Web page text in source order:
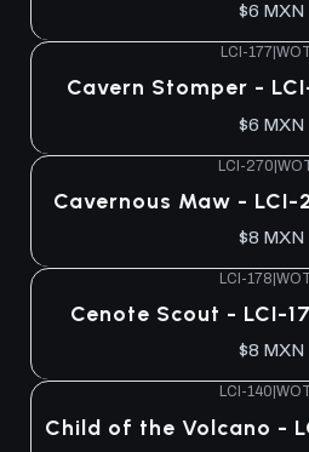
$6 MXN
LCI-177|
Cavern Stomper -
$6 MXN
LCI-270|
Cavernous Maw - LCI-
$8 MXN
LCI-178
Cenote Scout - LCI-
$8 MXN
LCI-140
Child of the Volcano -